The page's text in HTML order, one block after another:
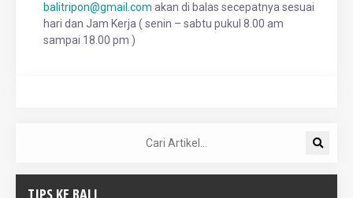
balitripon@gmail.com akan di balas secepatnya sesuai
hari dan Jam Kerja ( senin – sabtu pukul 8.00 am
sampai 18.00 pm )
TIPS KE BALI